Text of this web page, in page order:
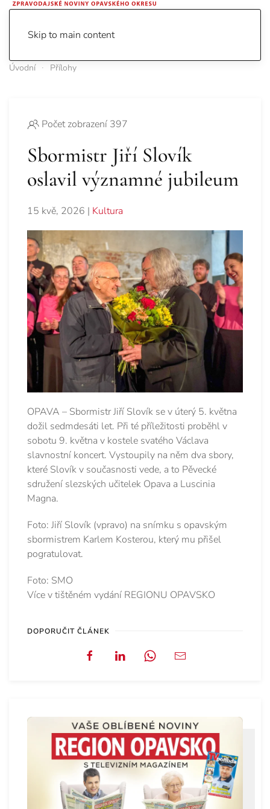
Skip to main content
Úvodní Přílohy
Počet zobrazení 397
Sbormistr Jiří Slovík
oslavil významné jubileum
15 kvě, 2026 | Kultura
OPAVA – Sbormistr Jiří Slovík se v úterý 5. května
dožil sedmdesáti let. Při té příležitosti proběhl v
sobotu 9. května v kostele svatého Václava
slavnostní koncert. Vystoupily na něm dva sbory,
které Slovík v současnosti vede, a to Pěvecké
sdružení slezských učitelek Opava a Luscinia
Magna.
Foto: Jiří Slovík (vpravo) na snímku s opavským
sbormistrem Karlem Kosterou, který mu přišel
pogratulovat.
Foto: SMO
Více v tištěném vydání REGIONU OPAVSKO
DOPORUČIT ČLÁNEK